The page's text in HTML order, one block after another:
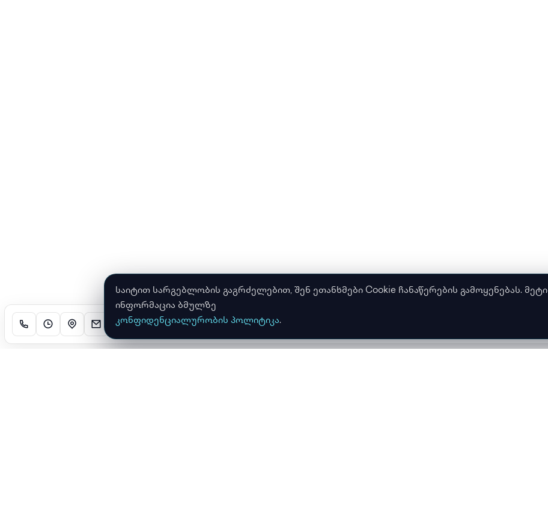
საიტით სარგებლობის გაგრძელებით, შენ ეთანხმები Cookie ჩანაწერების გამოყენებას. მეტი
ინფორმაცია ბმულზე
კონფიდენციალურობის პოლიტიკა.